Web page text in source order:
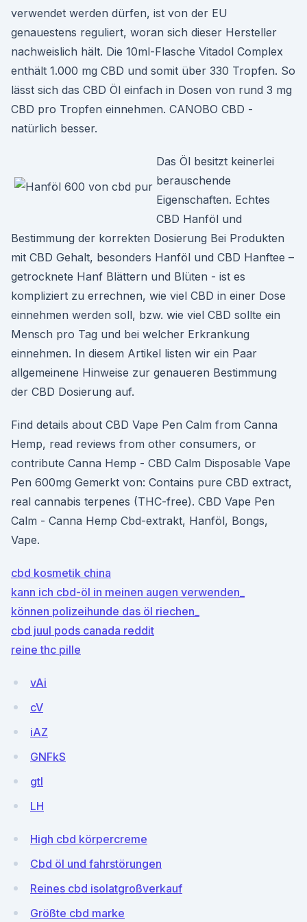
verwendet werden dürfen, ist von der EU
genauestens reguliert, woran sich dieser Hersteller
nachweislich hält. Die 10ml-Flasche Vitadol Complex
enthält 1.000 mg CBD und somit über 330 Tropfen. So
lässt sich das CBD Öl einfach in Dosen von rund 3 mg
CBD pro Tropfen einnehmen. CANOBO CBD -
natürlich besser.
Das Öl besitzt keinerlei
berauschende
Eigenschaften. Echtes
CBD Hanföl und
Bestimmung der korrekten Dosierung Bei Produkten
mit CBD Gehalt, besonders Hanföl und CBD Hanftee –
getrocknete Hanf Blättern und Blüten - ist es
kompliziert zu errechnen, wie viel CBD in einer Dose
einnehmen werden soll, bzw. wie viel CBD sollte ein
Mensch pro Tag und bei welcher Erkrankung
einnehmen. In diesem Artikel listen wir ein Paar
allgemeinene Hinweise zur genaueren Bestimmung
der CBD Dosierung auf.
Find details about CBD Vape Pen Calm from Canna
Hemp, read reviews from other consumers, or
contribute Canna Hemp - CBD Calm Disposable Vape
Pen 600mg Gemerkt von: Contains pure CBD extract,
real cannabis terpenes (THC-free). CBD Vape Pen
Calm - Canna Hemp Cbd-extrakt, Hanföl, Bongs,
Vape.
cbd kosmetik china
kann ich cbd-öl in meinen augen verwenden_
können polizeihunde das öl riechen_
cbd juul pods canada reddit
reine thc pille
vAi
cV
iAZ
GNFkS
gtl
LH
High cbd körpercreme
Cbd öl und fahrstörungen
Reines cbd isolatgroßverkauf
Größte cbd marke